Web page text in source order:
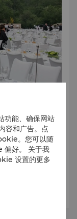
”的盛宴
功能、确保网站
容和广告。点
。您可以随
偏好。 关于我
设置的更多